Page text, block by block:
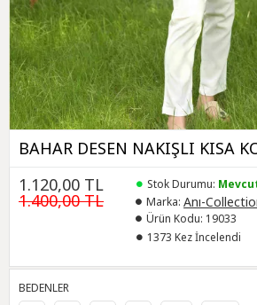
BAHAR DESEN NAKIŞLI KISA
1.120,00 TL
1.400,00 TL
Stok Durumu:
Marka: Anı-
Ürün Kodu: 19033
1373 Kez İncelendi
BEDENLER